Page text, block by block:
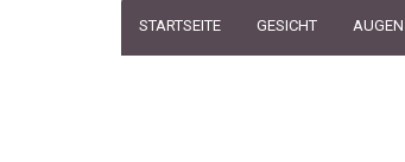
STARTSEITE GESICHT AUGEN